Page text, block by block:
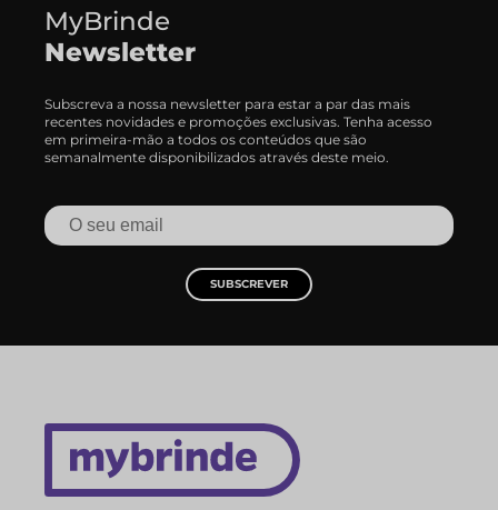
MyBrinde
Newsletter
Subscreva a nossa newsletter para estar a par das mais
recentes novidades e promoções exclusivas. Tenha acesso
em primeira-mão a todos os conteúdos que são
semanalmente disponibilizados através deste meio.
SUBSCREVER